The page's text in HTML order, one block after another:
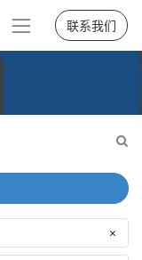
联系我们
×